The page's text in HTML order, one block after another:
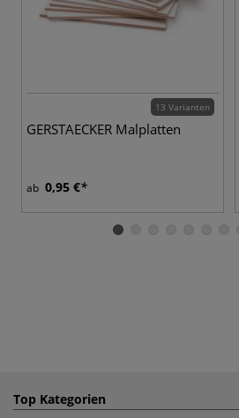
13 Varianten
GERSTAECKER Malplatten
ab 0,95 €
Top Kategorien